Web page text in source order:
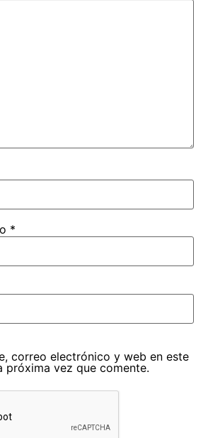
*
correo electrónico y web en este
próxima vez que comente.